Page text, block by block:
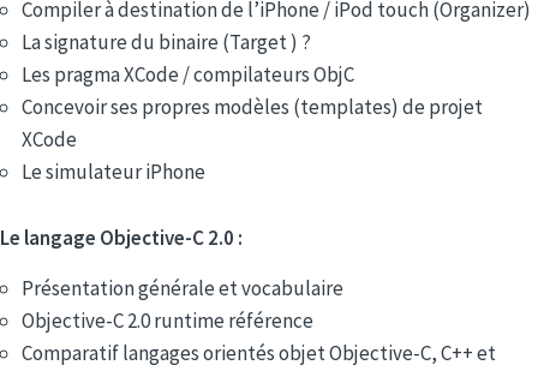
Compiler à destination de l’iPhone / iPod touch (Organizer)
La signature du binaire (Target ) ?
Les pragma XCode / compilateurs ObjC
Concevoir ses propres modèles (templates) de projet
XCode
Le simulateur iPhone
Le langage Objective-C 2.0 :
Présentation générale et vocabulaire
Objective-C 2.0 runtime référence
Comparatif langages orientés objet Objective-C, C++ et